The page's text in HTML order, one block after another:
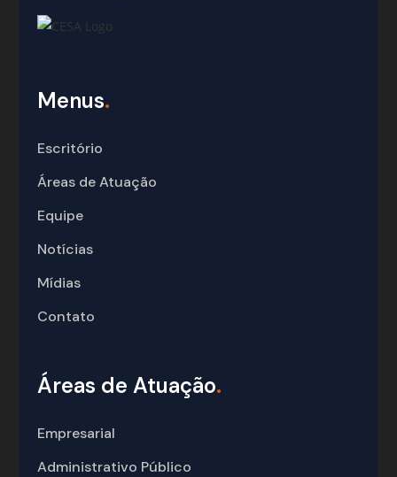
Menus.
Escritório
Áreas de Atuação
Equipe
Notícias
Mídias
Contato
Áreas de Atuação.
Empresarial
Administrativo Público